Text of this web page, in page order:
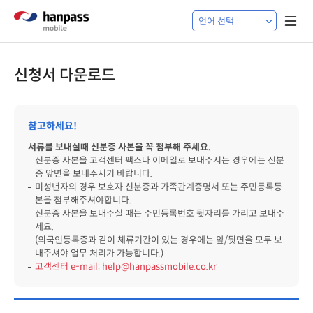
신청서 다운로드
참고하세요!
서류를 보내실때 신분증 사본을 꼭 첨부해 주세요.
신분증 사본을 고객센터 팩스나 이메일로 보내주시는 경우에는 신분
증 앞면을 보내주시기 바랍니다.
미성년자의 경우 보호자 신분증과 가족관계증명서 또는 주민등록등
본을 첨부해주셔야합니다.
신분증 사본을 보내주실 때는 주민등록번호 뒷자리를 가리고 보내주
세요.
(외국인등록증과 같이 체류기간이 있는 경우에는 앞/뒷면을 모두 보
내주셔야 업무 처리가 가능합니다.)
고객센터 e-mail: help@hanpassmobile.co.kr